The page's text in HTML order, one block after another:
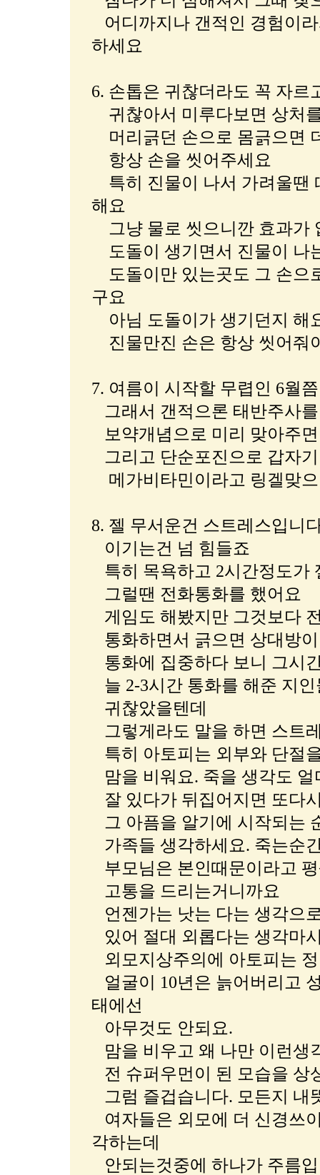
어디까지나 갠적인 경험이
하세요
6. 손톱은 귀찮더라도 꼭 자르
귀찮아서 미루다보면 상처
머리긁던 손으로 몸긁으면
항상 손을 씻어주세요
특히 진물이 나서 가려울땐
해요
그냥 물로 씻으니깐 효과가
도돌이 생기면서 진물이 나
도돌이만 있는곳도 그 손으
구요
아님 도돌이가 생기던지 해
진물만진 손은 항상 씻어줘
7. 여름이 시작할 무렵인 6월
그래서 갠적으론 태반주사
보약개념으로 미리 맞아주
그리고 단순포진으로 갑자
메가비타민이라고 링겔맞
8. 젤 무서운건 스트레스입니
이기는건 넘 힘들죠
특히 목욕하고 2시간정도가
그럴땐 전화통화를 했어요
게임도 해봤지만 그것보다
통화하면서 긁으면 상대방
통화에 집중하다 보니 그시
늘 2-3시간 통화를 해준 지
귀찮았을텐데
그렇게라도 말을 하면 스트
특히 아토피는 외부와 단절
맘을 비워요. 죽을 생각도 얼
잘 있다가 뒤집어지면 또다
그 아픔을 알기에 시작되는
가족들 생각하세요. 죽는순
부모님은 본인때문이라고
고통을 드리는거니까요
언젠가는 낫는 다는 생각으
있어 절대 외롭다는 생각마
외모지상주의에 아토피는
얼굴이 10년은 늙어버리고
태에선
아무것도 안되요.
맘을 비우고 왜 나만 이런생
전 슈퍼우먼이 된 모습을 상
그럼 즐겁습니다. 모든지 내
여자들은 외모에 더 신경쓰
각하는데
안되는것중에 하나가 주름